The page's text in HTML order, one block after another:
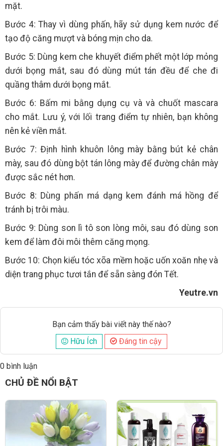
mặt.
Bước 4: Thay vì dùng phấn, hãy sử dụng kem nước để
tạo độ căng mượt và bóng mịn cho da.
Bước 5: Dùng kem che khuyết điểm phết một lớp mỏng
dưới bọng mắt, sau đó dùng mút tán đều để che đi
quầng thâm dưới bọng mắt.
Bước 6: Bấm mi bằng dụng cụ và và chuốt mascara
cho mắt. Lưu ý, với lối trang điểm tự nhiên, bạn không
nên kẻ viền mắt.
Bước 7: Định hình khuôn lông mày bằng bút kẻ chân
mày, sau đó dùng bột tán lông mày để đường chân mày
được sắc nét hơn.
Bước 8: Dùng phấn má dạng kem đánh má hồng để
tránh bị trôi màu.
Bước 9: Dùng son lì tô son lòng môi, sau đó dùng son
kem để làm đôi môi thêm căng mọng.
Bước 10: Chọn kiểu tóc xõa mềm hoặc uốn xoăn nhẹ và
diện trang phục tươi tắn để sẵn sàng đón Tết.
Yeutre.vn
Bạn cảm thấy bài viết này thế nào?
Hữu Ích
Đáng tin cậy
0 bình luận
Đăng
CHỦ ĐỀ NỔI BẬT